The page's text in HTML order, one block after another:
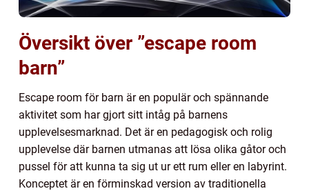
Översikt över ”escape room
barn”
Escape room för barn är en populär och spännande
aktivitet som har gjort sitt intåg på barnens
upplevelsesmarknad. Det är en pedagogisk och rolig
upplevelse där barnen utmanas att lösa olika gåtor och
pussel för att kunna ta sig ut ur ett rum eller en labyrint.
Konceptet är en förminskad version av traditionella